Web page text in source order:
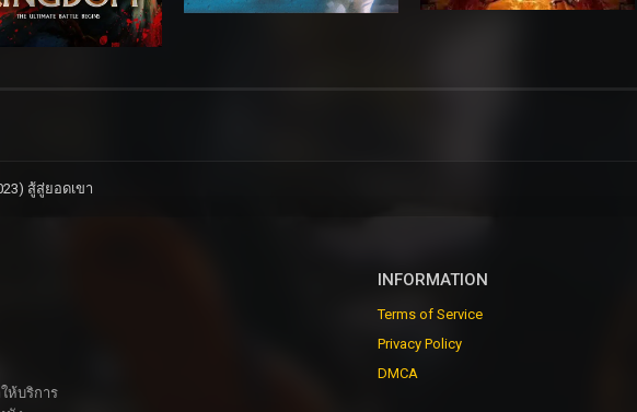
สู้สู่ยอดเขา
INFORMATION
Terms of Service
Privacy Policy
DMCA
ให้บริการ